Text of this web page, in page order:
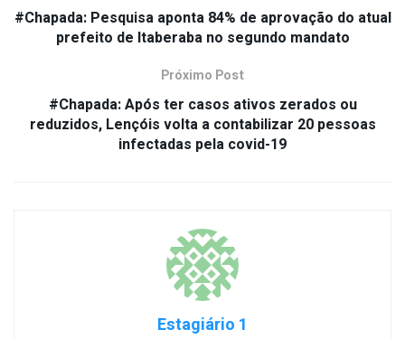
#Chapada: Pesquisa aponta 84% de aprovação do atual
prefeito de Itaberaba no segundo mandato
Próximo Post
#Chapada: Após ter casos ativos zerados ou
reduzidos, Lençóis volta a contabilizar 20 pessoas
infectadas pela covid-19
Estagiário 1